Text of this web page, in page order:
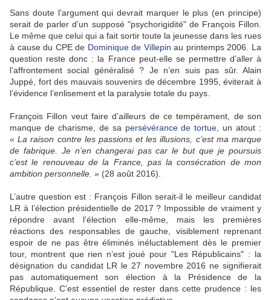
Sans doute l’argument qui devrait marquer le plus (en principe)
serait de parler d’un supposé "psychorigidité" de François Fillon.
Le même que celui qui a fait sortir toute la jeunesse dans les rues
à cause du CPE de Dominique de Villepin au printemps 2006. La
question reste donc : la France peut-elle se permettre d’aller à
l’affrontement social généralisé ? Je n’en suis pas sûr. Alain
Juppé, fort des mauvais souvenirs de décembre 1995, éviterait à
l’évidence l’enlisement et la paralysie totale du pays.
François Fillon veut faire d’ailleurs de ce tempérament, de son
manque de charisme, de sa persévérance de tortue , un atout :
« La raison contre les passions et les illusions, c’est ma marque
de fabrique. Je n’en changerai pas car le but que je poursuis
c’est le renouveau de la France, pas la consécration de mon
ambition personnelle. » (28 août 2016).
L’autre question est : François Fillon serait-il le meilleur candidat
LR à l’élection présidentielle de 2017 ? Impossible de vraiment y
répondre avant l’élection elle-même, mais les premières
réactions des responsables de gauche, visiblement reprenant
espoir de ne pas être éliminés inéluctablement dès le premier
tour, montrent que rien n’est joué pour "Les Républicains" : la
désignation du candidat LR le 27 novembre 2016 ne signifierait
pas automatiquement son élection à la Présidence de la
République. C’est essentiel de rester dans cette prudence : les